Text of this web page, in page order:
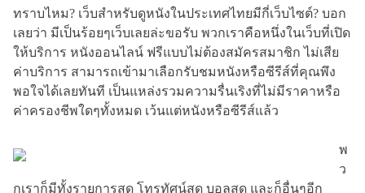
ทราบไหม? เว็บสำหรับดูหนังในประเทศไทยมีกี่เว็บไซต์? บอก
เลยว่า มีเป็นร้อยๆเว็บเลยล่ะขอรับ พวกเราคือหนึ่งในเว็บที่เปิด
ให้บริการ หนังออนไลน์ ฟรีแบบไม่ต้องสมัครสมาชิก ไม่เสีย
ค่าบริการ สามารถเข้ามาเลือกรับชมหนังหรือซีรีส์ที่คุณพึง
พอใจได้เลยทันที เป็นแหล่งรวมความรื่นเริงที่ไม่มีราคาหรือ
ค่าครองชีพใดๆทั้งหมด เว้นแต่หนังหรือซีรีส์แล้ว
พ
ว
กเราก็มีทั้งรายการสด โทรทัศน์สด บอลสด และก็อื่นๆอีก